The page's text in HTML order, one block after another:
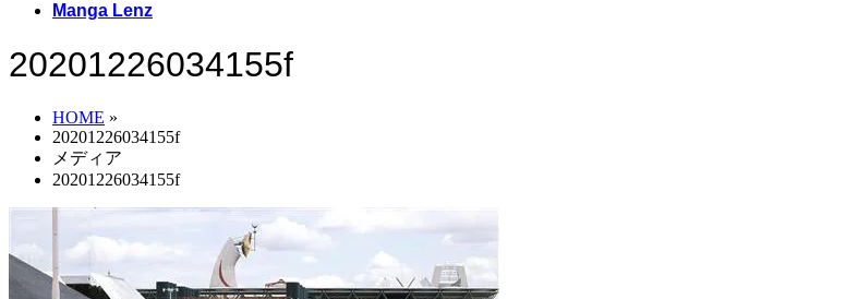
Manga Lenz
20201226034155f
HOME »
20201226034155f
メディア
20201226034155f